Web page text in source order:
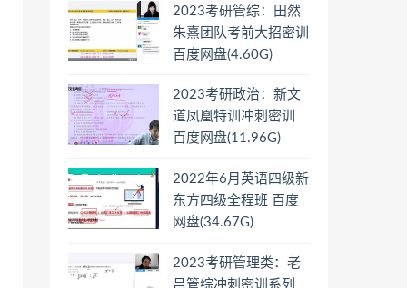
2023考研管综：田然
朱熹团队考前大招密训
百度网盘(4.60G)
2023考研政治：新文
道凤凰特训冲刺密训
百度网盘(11.96G)
2022年6月英语四级新
东方四级全程班 百度
网盘(34.67G)
2023考研管理类：老
吕管综冲刺密训系列